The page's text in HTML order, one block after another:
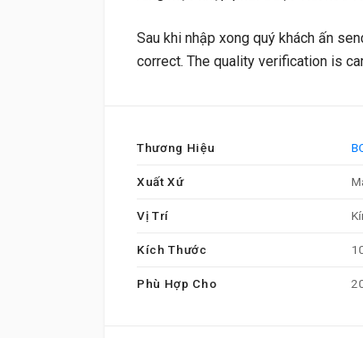
Sau khi nhập xong quý khách ấn
correct. The quality verification is
Thương Hiệu
Xuất Xứ
Vị Trí
Kích Thước
Phù Hợp Cho